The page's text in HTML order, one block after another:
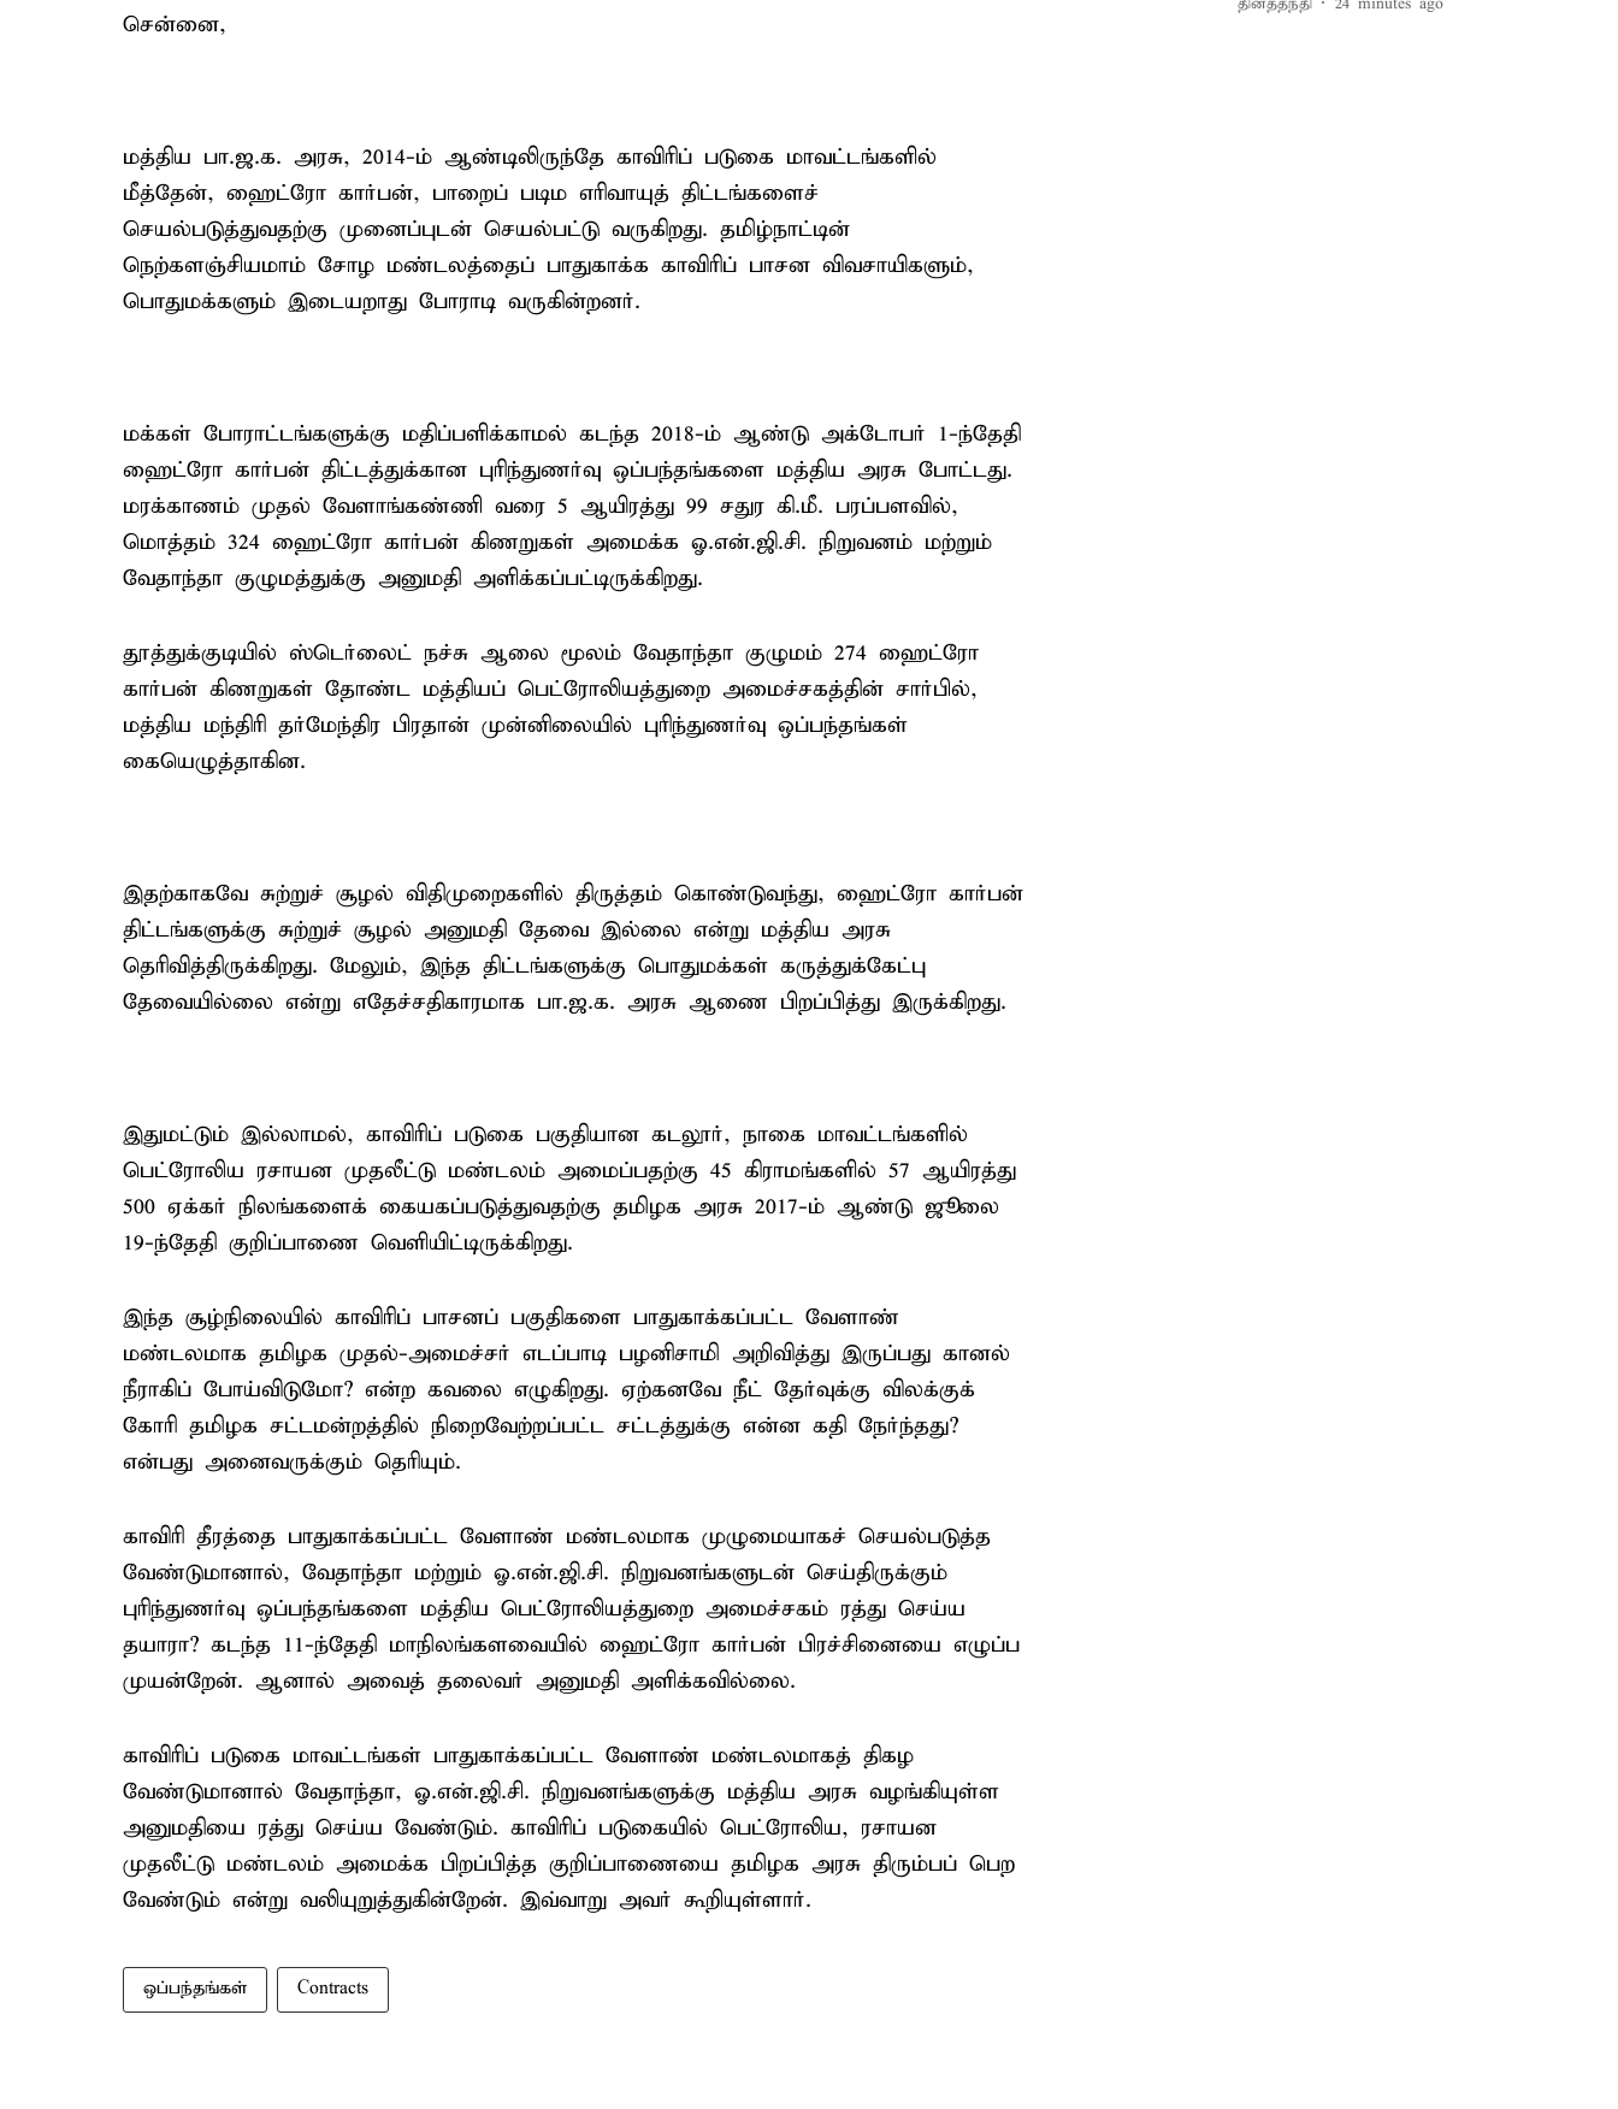
சென்னை,
மத்திய பா.ஜ.க. அரசு, 2014-ம் ஆண்டிலிருந்தே காவிரிப் படுகை மாவட்டங்களில்
மீத்தேன், ஹைட்ரோ கார்பன், பாறைப் படிம எரிவாயுத் திட்டங்களைச்
செயல்படுத்துவதற்கு முனைப்புடன் செயல்பட்டு வருகிறது. தமிழ்நாட்டின்
நெற்களஞ்சியமாம் சோழ மண்டலத்தைப் பாதுகாக்க காவிரிப் பாசன விவசாயிகளும்,
பொதுமக்களும் இடையறாது போராடி வருகின்றனர்.
மக்கள் போராட்டங்களுக்கு மதிப்பளிக்காமல் கடந்த 2018-ம் ஆண்டு அக்டோபர் 1-ந்தேதி
ஹைட்ரோ கார்பன் திட்டத்துக்கான புரிந்துணர்வு ஒப்பந்தங்களை மத்திய அரசு போட்டது.
மரக்காணம் முதல் வேளாங்கண்ணி வரை 5 ஆயிரத்து 99 சதுர கி.மீ. பரப்பளவில்,
மொத்தம் 324 ஹைட்ரோ கார்பன் கிணறுகள் அமைக்க ஓ.என்.ஜி.சி. நிறுவனம் மற்றும்
வேதாந்தா குழுமத்துக்கு அனுமதி அளிக்கப்பட்டிருக்கிறது.
தூத்துக்குடியில் ஸ்டெர்லைட் நச்சு ஆலை மூலம் வேதாந்தா குழுமம் 274 ஹைட்ரோ
கார்பன் கிணறுகள் தோண்ட மத்தியப் பெட்ரோலியத்துறை அமைச்சகத்தின் சார்பில்,
மத்திய மந்திரி தர்மேந்திர பிரதான் முன்னிலையில் புரிந்துணர்வு ஒப்பந்தங்கள்
கையெழுத்தாகின.
இதற்காகவே சுற்றுச் சூழல் விதிமுறைகளில் திருத்தம் கொண்டுவந்து, ஹைட்ரோ கார்பன்
திட்டங்களுக்கு சுற்றுச் சூழல் அனுமதி தேவை இல்லை என்று மத்திய அரசு
தெரிவித்திருக்கிறது. மேலும், இந்த திட்டங்களுக்கு பொதுமக்கள் கருத்துக்கேட்பு
தேவையில்லை என்று எதேச்சதிகாரமாக பா.ஜ.க. அரசு ஆணை பிறப்பித்து இருக்கிறது.
இதுமட்டும் இல்லாமல், காவிரிப் படுகை பகுதியான கடலூர், நாகை மாவட்டங்களில்
பெட்ரோலிய ரசாயன முதலீட்டு மண்டலம் அமைப்பதற்கு 45 கிராமங்களில் 57 ஆயிரத்து
500 ஏக்கர் நிலங்களைக் கையகப்படுத்துவதற்கு தமிழக அரசு 2017-ம் ஆண்டு ஜூலை
19-ந்தேதி குறிப்பாணை வெளியிட்டிருக்கிறது.
இந்த சூழ்நிலையில் காவிரிப் பாசனப் பகுதிகளை பாதுகாக்கப்பட்ட வேளாண்
மண்டலமாக தமிழக முதல்-அமைச்சர் எடப்பாடி பழனிசாமி அறிவித்து இருப்பது கானல்
நீராகிப் போய்விடுமோ? என்ற கவலை எழுகிறது. ஏற்கனவே நீட் தேர்வுக்கு விலக்குக்
கோரி தமிழக சட்டமன்றத்தில் நிறைவேற்றப்பட்ட சட்டத்துக்கு என்ன கதி நேர்ந்தது?
என்பது அனைவருக்கும் தெரியும்.
காவிரி தீரத்தை பாதுகாக்கப்பட்ட வேளாண் மண்டலமாக முழுமையாகச் செயல்படுத்த
வேண்டுமானால், வேதாந்தா மற்றும் ஓ.என்.ஜி.சி. நிறுவனங்களுடன் செய்திருக்கும்
புரிந்துணர்வு ஒப்பந்தங்களை மத்திய பெட்ரோலியத்துறை அமைச்சகம் ரத்து செய்ய
தயாரா? கடந்த 11-ந்தேதி மாநிலங்களவையில் ஹைட்ரோ கார்பன் பிரச்சினையை எழுப்ப
முயன்றேன். ஆனால் அவைத் தலைவர் அனுமதி அளிக்கவில்லை.
காவிரிப் படுகை மாவட்டங்கள் பாதுகாக்கப்பட்ட வேளாண் மண்டலமாகத் திகழ
வேண்டுமானால் வேதாந்தா, ஓ.என்.ஜி.சி. நிறுவனங்களுக்கு மத்திய அரசு வழங்கியுள்ள
அனுமதியை ரத்து செய்ய வேண்டும். காவிரிப் படுகையில் பெட்ரோலிய, ரசாயன
முதலீட்டு மண்டலம் அமைக்க பிறப்பித்த குறிப்பாணையை தமிழக அரசு திரும்பப் பெற
வேண்டும் என்று வலியுறுத்துகின்றேன். இவ்வாறு அவர் கூறியுள்ளார்.
ஒப்பந்தங்கள் Contracts